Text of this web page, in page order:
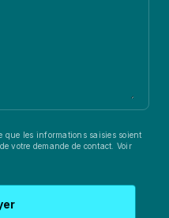
que les informations saisies soient
votre demande de contact. Voir